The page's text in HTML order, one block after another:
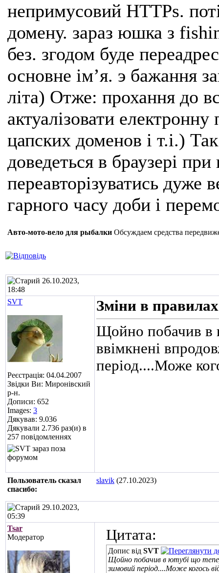
непримусовий HTTPs.
домену. зараз юшка з
без. згодом буде
основне імʼя. э бажання
літа) Отже: прохання до
актуалізовати
цапских доменов і т.і.)
доведеться в браузері
переавторізуватись
гарного часу доби і
Авто-мото-вело для рыбалки Обсуждаем средства
26.10.2023,
18:48
SVT
Реєстрація: 04.04.2007
Звідки Ви: Миронівский
р-н.
Дописи: 652
Images: 3
Дякував: 9.036
Дякували 2.736 раз(и) в
257 повідомленнях
Зміни в
Щойно побачив в
ввімкнені
період....Може
Пользователь сказал
cпасибо:
slavik (27.10.2023)
29.10.2023,
05:39
Tsar
Модератор
Цитата:
Допис від SVT
Щойно побачив в ютубі що
зимовий період....Може когось